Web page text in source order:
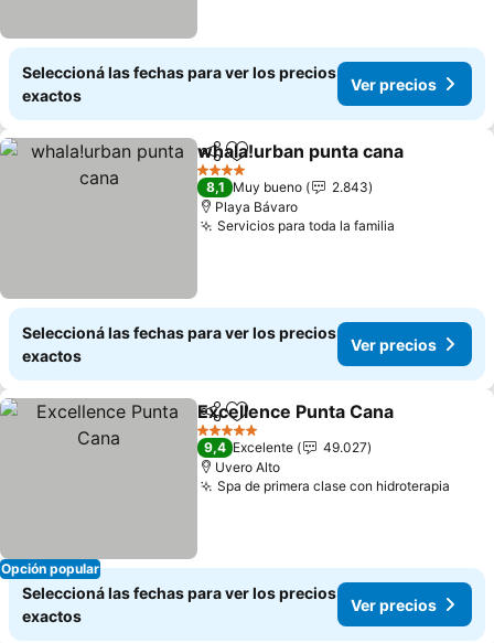
Seleccioná las fechas para ver los precios
exactos
Ver precios
CompartirAñadir a favoritos
whala!urban punta cana
4 Estrellas
8,1 Muy bueno
2.843
Playa Bávaro
Servicios para toda la familia
Seleccioná las fechas para ver los precios
exactos
Ver precios
Opción popular
CompartirAñadir a favoritos
Excellence Punta Cana
5 Estrellas
9,4 Excelente
49.027
Uvero Alto
Spa de primera clase con hidroterapia
Seleccioná las fechas para ver los precios
exactos
Ver precios